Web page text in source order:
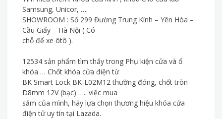
Samsung, Unicor, ….
SHOWROOM : Số 299 Đường Trung Kính – Yên Hòa –
Cầu Giấy – Hà Nội ( Có
chỗ để xe ôtô ).
12534 sản phẩm tìm thấy trong Phụ kiện cửa và ổ
khóa … Chốt khóa cửa điện từ
BK Smart Lock BK-L02M12 thường đóng, chốt tròn
D8mm 12V (bạc) ….. việc mua
sắm của mình, hãy lựa chọn thương hiệu khóa cửa
điện tử uy tín tại Lazada.